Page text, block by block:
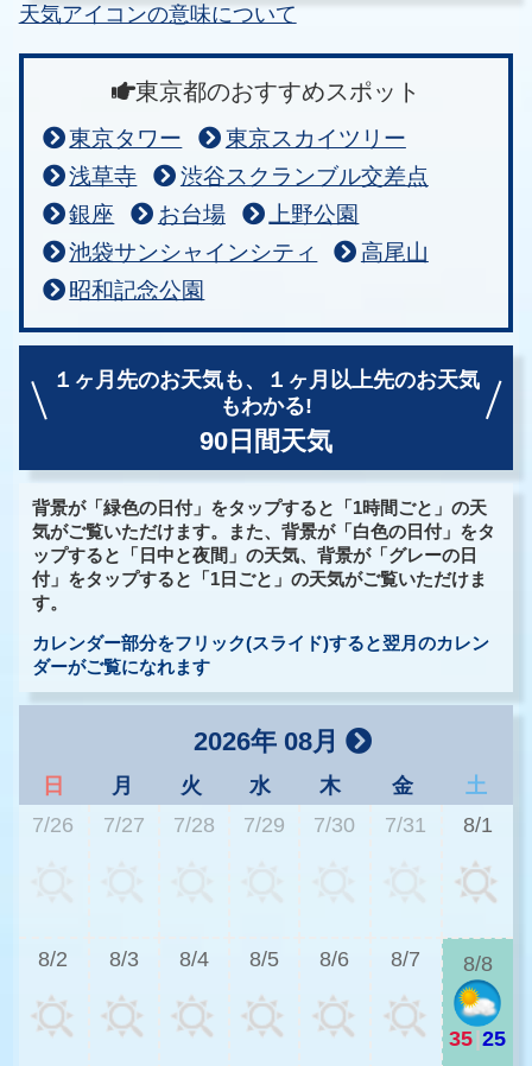
天気アイコンの意味について
東京都のおすすめスポット
東京タワー
東京スカイツリー
浅草寺
渋谷スクランブル交差点
銀座
お台場
上野公園
池袋サンシャインシティ
高尾山
昭和記念公園
１ヶ月先のお天気も、
１ヶ月以上先のお天気
もわかる!
90日間天気
背景が「緑色の日付」をタップすると「1時間ごと」の天
気がご覧いただけます。また、背景が「白色の日付」をタ
ップすると「日中と夜間」の天気、背景が「グレーの日
付」をタップすると「1日ごと」の天気がご覧いただけま
す。
カレンダー部分をフリック(スライド)すると翌月のカレン
ダーがご覧になれます
2026年 08月
日 月 火 水 木 金
土
7/26
7/27 7/28 7/29 7/30 7/31 8/1
8/2 8/3 8/4 8/5 8/6 8/7 8/8
35 25